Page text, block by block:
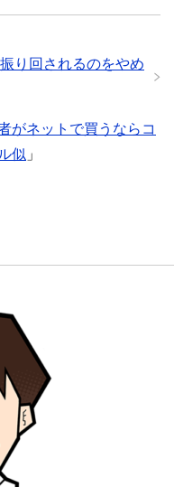
り回されるのをやめ
がネットで買うならコ
似 」